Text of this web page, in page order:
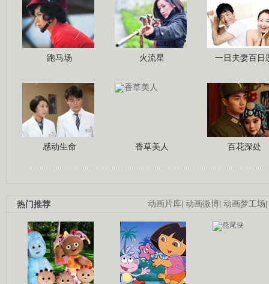
跑马场 火流星 一日夫妻百日
感动生命 香草美人 百花深处
动画片库| 动画微博| 动画梦工场|
热门推荐